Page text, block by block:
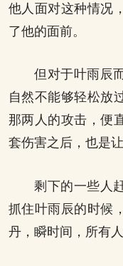
他人面对这种情况
了他的面前。
但对于叶雨辰
自然不能够轻松放
那两人的攻击，便
套伤害之后，也是
剩下的一些人
抓住叶雨辰的时候
丹，瞬时间，所有